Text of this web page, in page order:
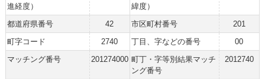
進経度）
緯度）
都道府県番号 42 市区町村番号
201
町字コード
2740 丁目、字などの番号
00
マッチング番号
201274000 町丁・字等別結果マッチ
ング番号
2012740